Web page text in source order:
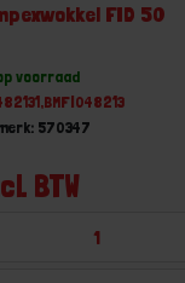
FID 50
voorraad
570347
BTW